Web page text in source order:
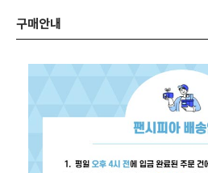
구매안내